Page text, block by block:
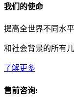
我们的使命
提高全世界不同水
和社会背景的所有
了解更多
售前咨询: